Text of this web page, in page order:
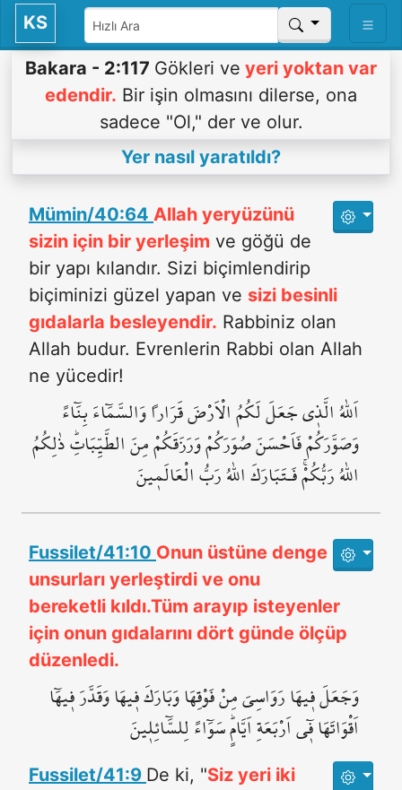
KS
Bakara - 2:117 Gökleri ve yeri yoktan var
edendir. Bir işin olmasını dilerse, ona
sadece "Ol," der ve olur.
Yer nasıl yaratıldı?
Mümin/40:64 Allah yeryüzünü
sizin için bir yerleşim ve göğü de
bir yapı kılandır. Sizi biçimlendirip
biçiminizi güzel yapan ve sizi besinli
gıdalarla besleyendir. Rabbiniz olan
Allah budur. Evrenlerin Rabbi olan Allah
ne yücedir!
اَللّٰهُ الَّذ۪ي جَعَلَ لَكُمُ الْاَرْضَ قَرَاراً وَالسَّمَٓاءَ بِنَٓاءً
وَصَوَّرَكُمْ فَاَحْسَنَ صُوَرَكُمْ وَرَزَقَكُمْ مِنَ الطَّيِّبَاتِۜ ذٰلِكُمُ
اللّٰهُ رَبُّكُمْۚ فَـتَبَارَكَ اللّٰهُ رَبُّ الْعَالَم۪ينَ
Fussilet/41:10 Onun üstüne denge
unsurları yerleştirdi ve onu
bereketli kıldı.Tüm arayıp isteyenler
için onun gıdalarını dört günde ölçüp
düzenledi.
وَجَعَلَ ف۪يهَا رَوَاسِيَ مِنْ فَوْقِهَا وَبَارَكَ ف۪يهَا وَقَدَّرَ ف۪يهَٓا
اَقْوَاتَهَا ف۪ٓي اَرْبَعَةِ اَيَّامٍۜ سَوَٓاءً لِلسَّٓائِل۪ينَ
Fussilet/41:9 De ki, "Siz yeri iki